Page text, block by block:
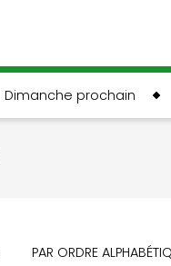
Dimanche prochain
PAR ORDRE